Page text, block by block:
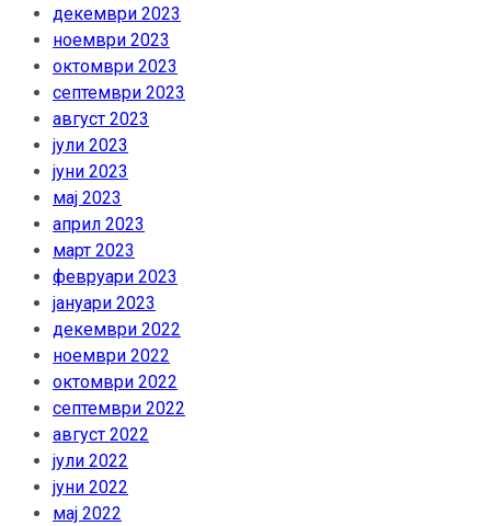
декември 2023
ноември 2023
октомври 2023
септември 2023
август 2023
јули 2023
јуни 2023
мај 2023
април 2023
март 2023
февруари 2023
јануари 2023
декември 2022
ноември 2022
октомври 2022
септември 2022
август 2022
јули 2022
јуни 2022
мај 2022